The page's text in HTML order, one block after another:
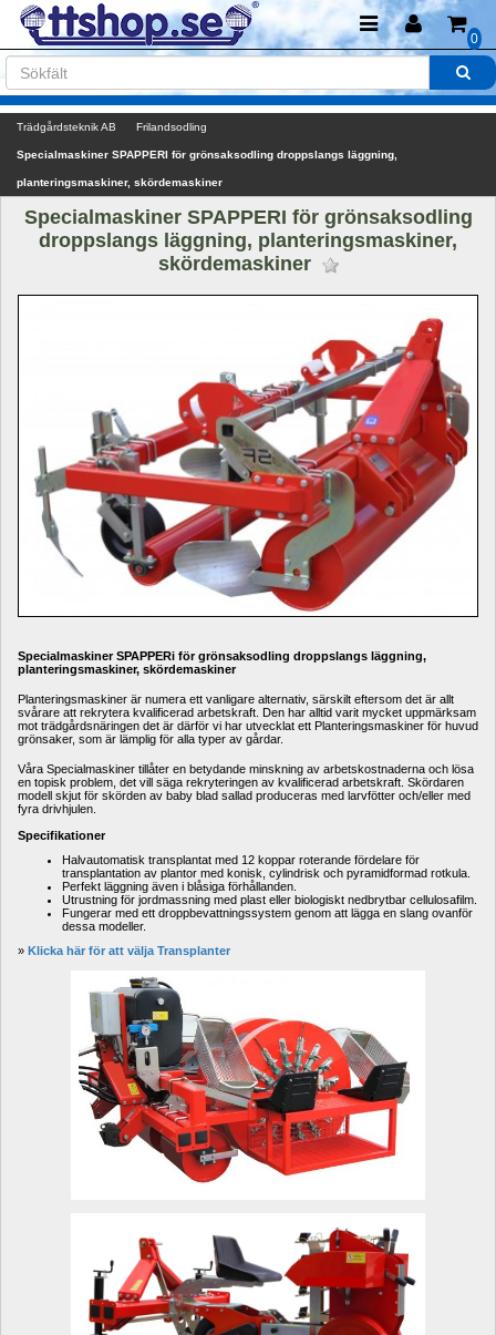
0
Trädgårdsteknik AB Frilandsodling
Specialmaskiner SPAPPERI för grönsaksodling droppslangs läggning,
planteringsmaskiner, skördemaskiner
Specialmaskiner SPAPPERI för grönsaksodling
droppslangs läggning, planteringsmaskiner,
skördemaskiner
Specialmaskiner SPAPPERi för grönsaksodling droppslangs läggning,
planteringsmaskiner, skördemaskiner
Planteringsmaskiner är numera ett vanligare alternativ, särskilt eftersom det är allt
svårare att rekrytera kvalificerad arbetskraft. Den har alltid varit mycket uppmärksam
mot trädgårdsnäringen det är därför vi har utvecklat ett Planteringsmaskiner för huvud
grönsaker, som är lämplig för alla typer av gårdar.
Våra Specialmaskiner tillåter en betydande minskning av arbetskostnaderna och lösa
en topisk problem, det vill säga rekryteringen av kvalificerad arbetskraft. Skördaren
modell skjut för skörden av baby blad sallad produceras med larvfötter och/eller med
fyra drivhjulen.
Specifikationer
Halvautomatisk transplantat med 12 koppar roterande fördelare för
transplantation av plantor med konisk, cylindrisk och pyramidformad rotkula.
Perfekt läggning även i blåsiga förhållanden.
Utrustning för jordmassning med plast eller biologiskt nedbrytbar cellulosafilm.
Fungerar med ett droppbevattningssystem genom att lägga en slang ovanför
dessa modeller.
» Klicka här för att välja Transplanter